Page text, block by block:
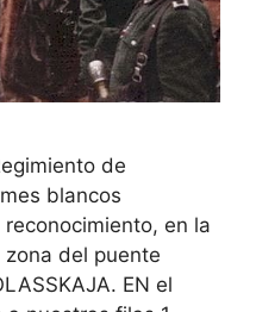
de
blancos
en la
del puente
EN el